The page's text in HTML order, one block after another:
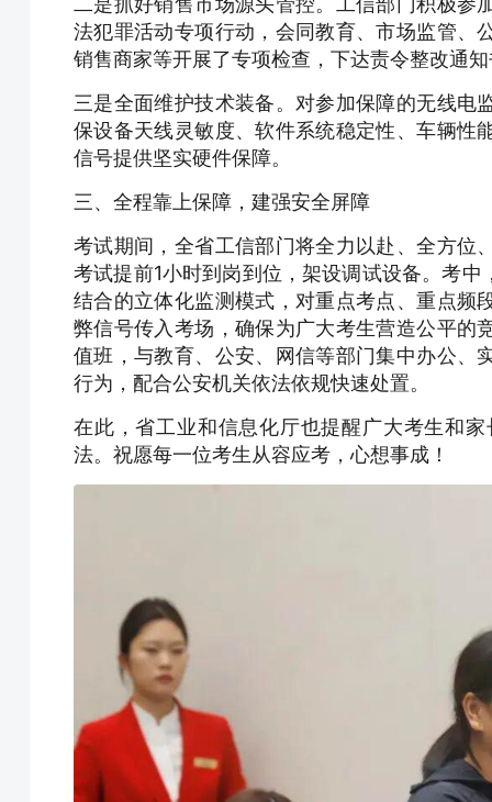
法犯罪活动专项行动，会同教育、市场监管、
销售商家等开展了专项检查，下达责令整改通
三是全面维护技术装备。对参加保障的无线电
保设备天线灵敏度、软件系统稳定性、车辆性
信号提供坚实硬件保障。
三、全程靠上保障，建强安全屏障
考试期间，全省工信部门将全力以赴、全方位
考试提前1小时到岗到位，架设调试设备。考
结合的立体化监测模式，对重点考点、重点频
弊信号传入考场，确保为广大考生营造公平的
值班，与教育、公安、网信等部门集中办公、
行为，配合公安机关依法依规快速处置。
在此，省工业和信息化厅也提醒广大考生和
法。祝愿每一位考生从容应考，心想事成！